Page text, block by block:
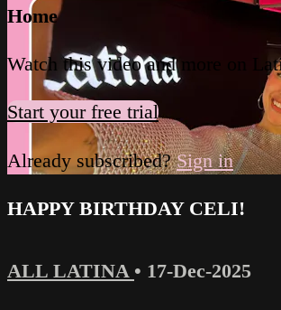
Home
Watch this video and more on
Start your free trial
Already subscribed?Sign in
HAPPY BIRTHDAY CELI!
ALL LATINA • 17-Dec-2025